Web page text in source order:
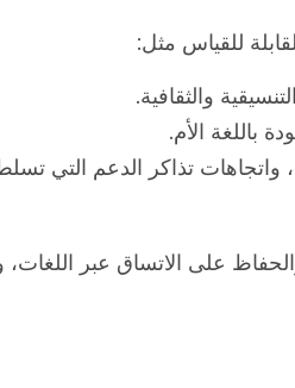
للقياس مثل:
والثقافية.
باللغة الأم.
تذاكر الدعم التي
على الاتساق عبر